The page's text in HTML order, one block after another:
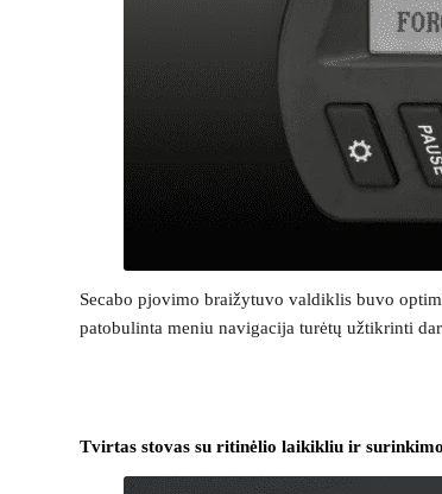
Secabo pjovimo braižytuvo valdiklis buvo
patobulinta meniu navigacija turėtų užtikrinti
Tvirtas stovas su ritinėlio laikikliu ir